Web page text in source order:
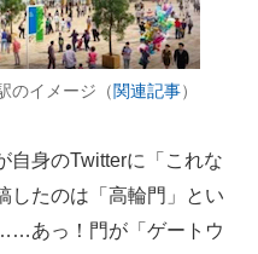
のイメージ（関連記事）
身のTwitterに「これな
したのは「高輪門」とい
あっ！門が「ゲートウ